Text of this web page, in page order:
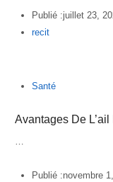
Publié :juillet 23,
Author
recit
Santé
Avantages De
…
Publié :novembre